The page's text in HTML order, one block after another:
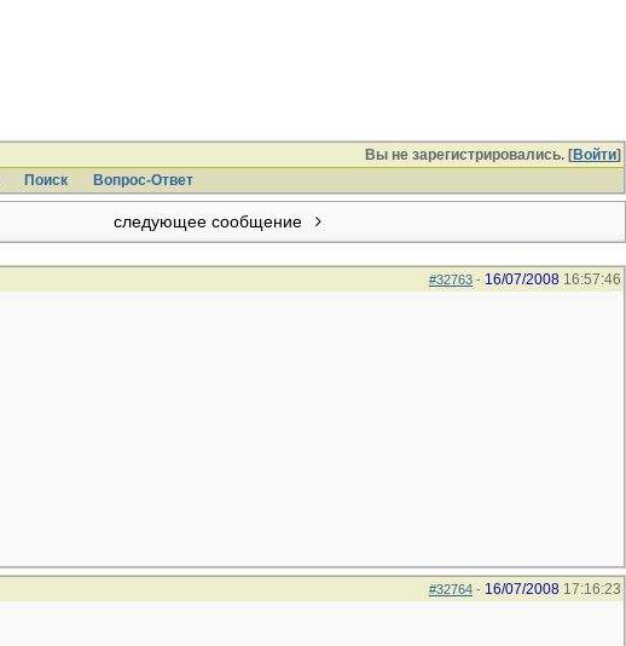
Вы не зарегистрировались. [Войти]
Поиcк Вопрос-Ответ
следующее сообщение
#32763 - 16/07/2008 16:57:46
#32764 - 16/07/2008 17:16:23